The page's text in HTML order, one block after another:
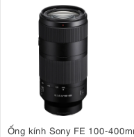
Ống kính Sony FE 100-